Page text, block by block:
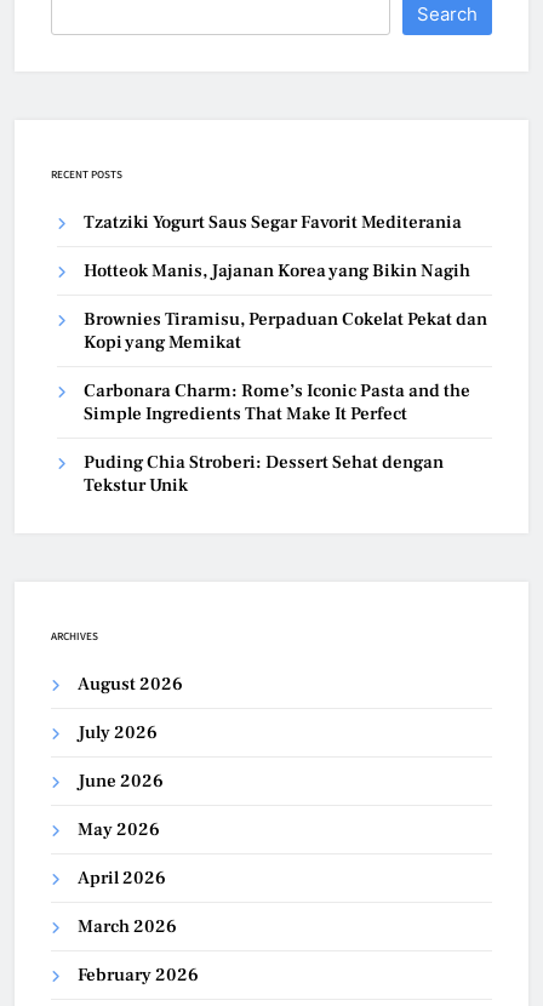
Search
RECENT POSTS
Tzatziki Yogurt Saus Segar Favorit Mediterania
Hotteok Manis, Jajanan Korea yang Bikin Nagih
Brownies Tiramisu, Perpaduan Cokelat Pekat dan
Kopi yang Memikat
Carbonara Charm: Rome’s Iconic Pasta and the
Simple Ingredients That Make It Perfect
Puding Chia Stroberi: Dessert Sehat dengan
Tekstur Unik
ARCHIVES
August 2026
July 2026
June 2026
May 2026
April 2026
March 2026
February 2026